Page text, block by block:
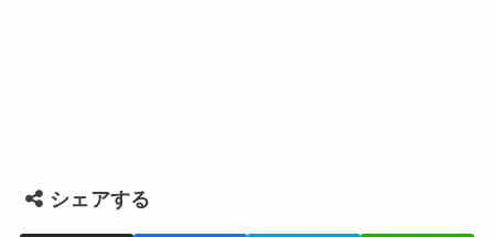
シェアする